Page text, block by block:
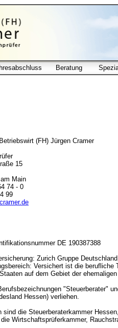
Beratung
(FH) Jürgen Cramer
15
Main
74 - 0
99
DE 190387388
Zurich Gruppe
Versichert ist die
auf dem Gebiet der
"Steuerberater"
Hessen) verliehen.
sind die Steuerberaterkammer
Wirtschaftsprüferkammer,